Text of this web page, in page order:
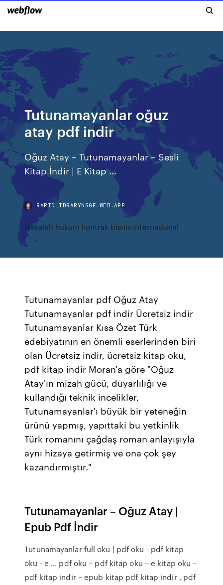
Tutunamayanlar oğuz
atay pdf indir
Oğuz Atay – Tutunamayanlar – Sesli
Kitap İndir | E Kitap ...
RAPIDLIBRARYNSGF.WEB.APP
Makalah hukum kontrak bisnis internasional
Tutunamayanlar pdf Oğuz Atay
Tutunamayanlar pdf indir Ücretsiz indir
Tutunamayanlar Kısa Özet Türk
edebiyatının en önemli eserlerinden biri
olan Ücretsiz indir, ücretsiz kitap oku,
pdf kitap indir Moran'a göre "Oğuz
Atay'ın mizah gücü, duyarlılığı ve
kullandığı teknik incelikler,
Tutunamayanlar'ı büyük bir yeteneğin
ürünü yapmış, yapıttaki bu yetkinlik
Türk romanını çağdaş roman anlayışıyla
aynı hizaya getirmiş ve ona çok şey
kazandırmıştır."
Tutunamayanlar – Oğuz Atay |
Epub Pdf İndir
Tutunamayanlar full oku | pdf oku - pdf kitap
oku - e ... pdf oku – pdf kitap oku – e kitap oku –
pdf kitap indir – epub kitap pdf kitap indir , pdf